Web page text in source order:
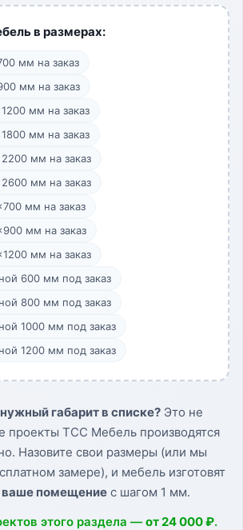
в размерах:
мм на заказ
мм на заказ
мм на заказ
мм на заказ
мм на заказ
мм на заказ
мм на заказ
мм на заказ
мм на заказ
600 мм под заказ
800 мм под заказ
1000 мм под заказ
1200 мм под заказ
габарит в списке? Это не
проекты ТСС Мебель производятся
Назовите свои размеры (или мы
замере), и мебель изготовят
ваше помещениес шагом 1 мм.
этого раздела — от 24 000 ₽.